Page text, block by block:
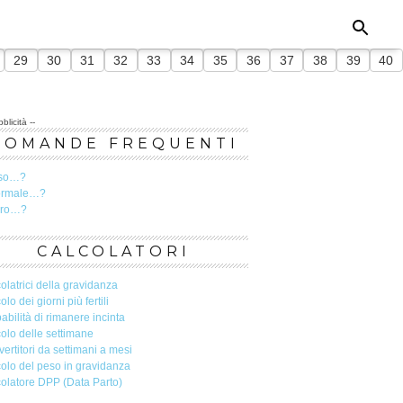
29 30 31 32 33 34 35 36 37 38 39 40
--
FREQUENTI
CALCOLATORI
della gravidanza
dei giorni più fertili
di rimanere incinta
delle settimane
da settimani a mesi
del peso in gravidanza
DPP (Data Parto)